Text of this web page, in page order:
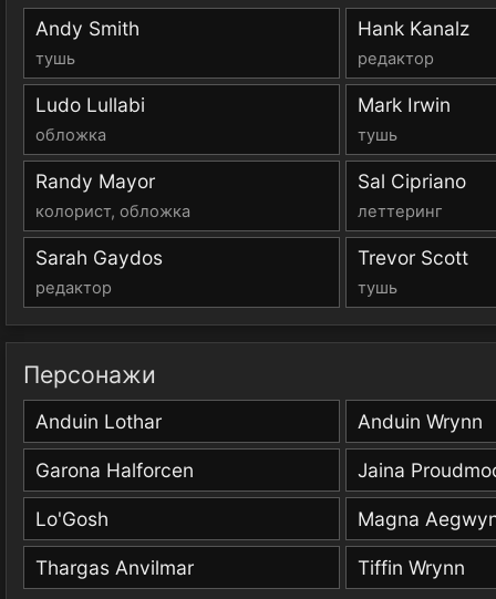
Andy Smith
тушь
Hank Kanalz
редактор
Ludo Lullabi
обложка
Mark Irwin
тушь
Randy Mayor
колорист, обложка
Sal Cipriano
леттеринг
Sarah Gaydos
редактор
Trevor Scott
тушь
Персонажи
Anduin Lothar Anduin Wrynn
Garona Halforcen Jaina
Lo'Gosh Magna
Thargas Anvilmar Tiffin Wrynn